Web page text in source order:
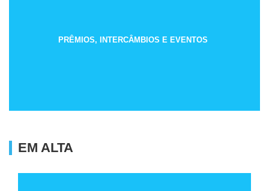
PRÊMIOS, INTERCÂMBIOS E EVENTOS
EM ALTA